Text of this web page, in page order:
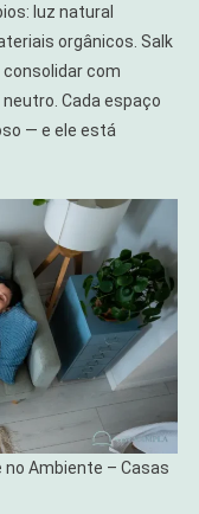
luz natural
orgânicos. Salk
consolidar com
Cada espaço
— e ele está
Ambiente – Casas